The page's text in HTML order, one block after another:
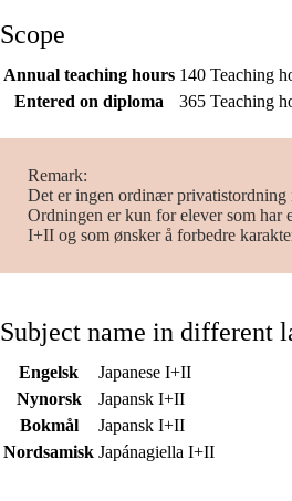
Scope
Annual teaching hours 140 Teaching
Entered on diploma
365 Teaching
Remark
Det er ingen ordinær privatistordning
Ordningen er kun for elever som har
I+II og som ønsker å forbedre
Subject name in different
Engelsk
Japanese I+II
Nynorsk
Japansk I+II
Bokmål
Japansk I+II
Nordsamisk Japánagiella I+II